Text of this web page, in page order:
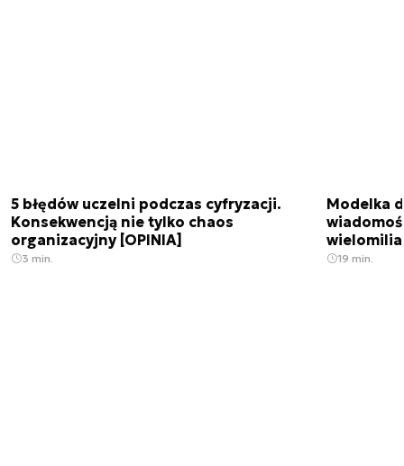
5 błędów uczelni podczas cyfryzacji.
Konsekwencją nie tylko chaos
organizacyjny [OPINIA]
3 min.
Modelka
19 min.